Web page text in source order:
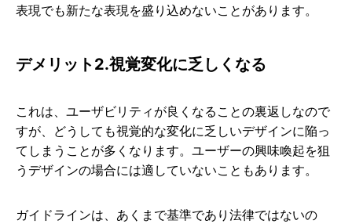
表現でも新たな表現を盛り込めないことがあります。
デメリット2.視覚変化に乏しくなる
これは、ユーザビリティが良くなることの裏返しなので
すが、どうしても視覚的な変化に乏しいデザインに陥っ
てしまうことが多くなります。ユーザーの興味喚起を狙
うデザインの場合には適していないこともあります。
ガイドラインは、あくまで基準であり法律ではないの